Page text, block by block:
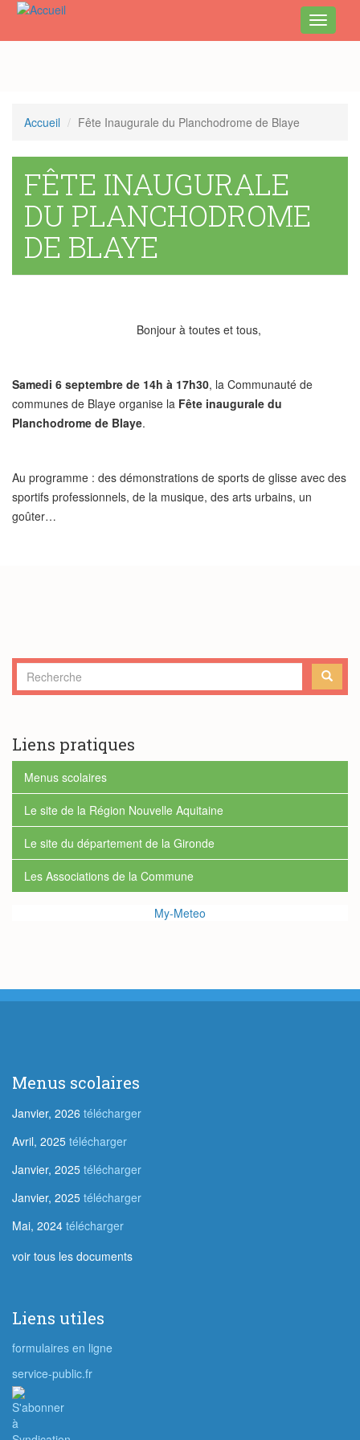
Toggle
Accueil Fête Inaugurale du Planchodrome de Blaye
FÊTE INAUGURALE
DU PLANCHODROME
DE BLAYE
Bonjour à toutes et tous,
Samedi 6 septembre de 14h à 17h30, la Communauté de
communes de Blaye organise la Fête inaugurale du
Planchodrome de Blaye.
Au programme : des démonstrations de sports de glisse avec des
sportifs professionnels, de la musique, des arts urbains, un
goûter…
Formulaire
de
Liens pratiques
Menus scolaires
Le site de la Région Nouvelle Aquitaine
Le site du département de la Gironde
Les Associations de la Commune
My-Meteo
Menus scolaires
Janvier, 2026 télécharger
Avril, 2025 télécharger
Janvier, 2025 télécharger
Janvier, 2025 télécharger
Mai, 2024 télécharger
voir tous les documents
Liens utiles
formulaires en ligne
service-public.fr